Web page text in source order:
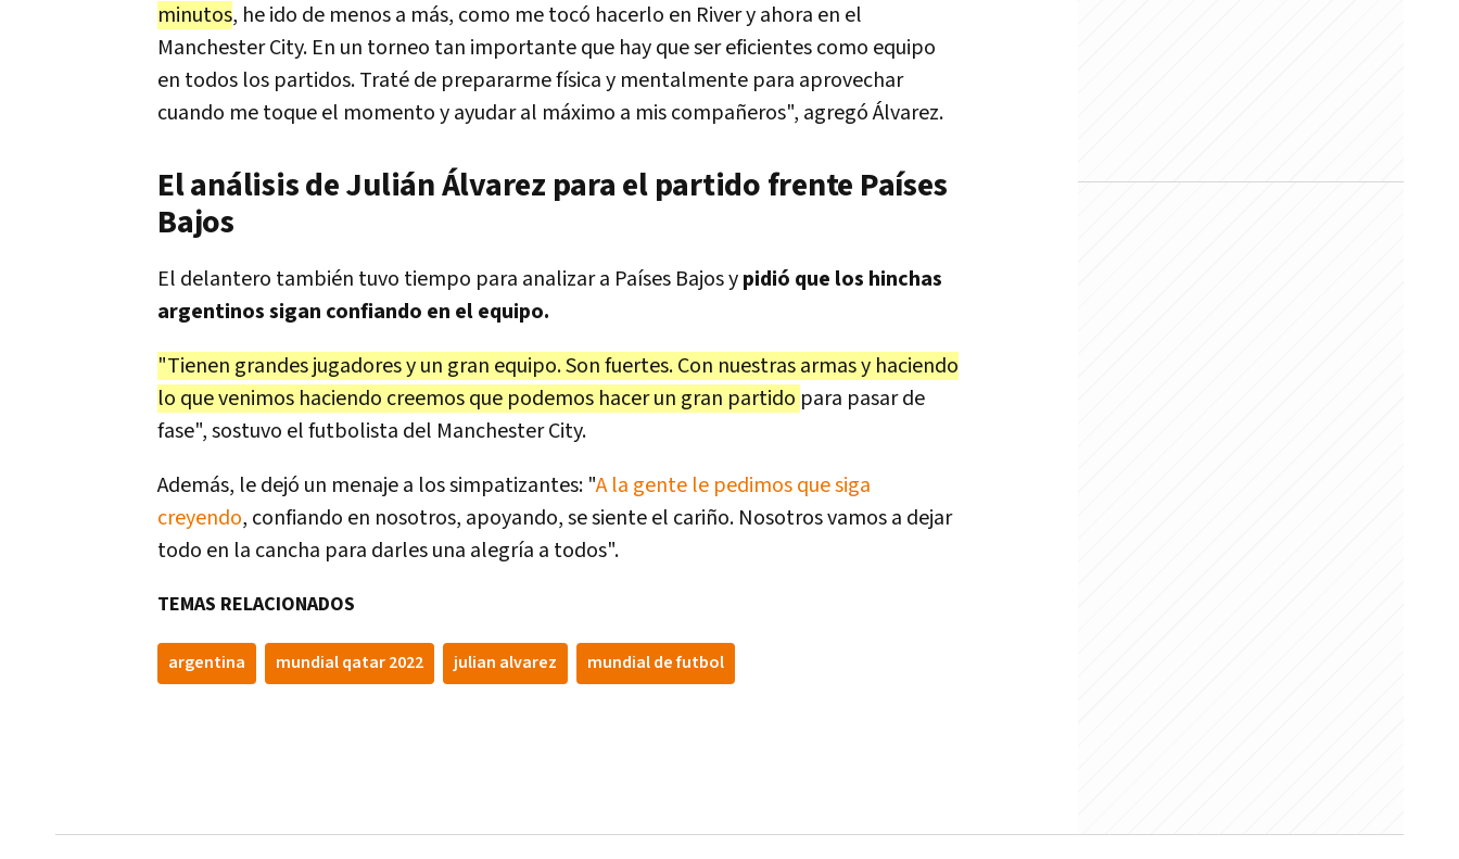
minutos, he ido de menos a más, como me tocó hacerlo en River y ahora en el
Manchester City. En un torneo tan importante que hay que ser eficientes como equipo
en todos los partidos. Traté de prepararme física y mentalmente para aprovechar
cuando me toque el momento y ayudar al máximo a mis compañeros", agregó Álvarez.
El análisis de Julián Álvarez para el partido frente Países
Bajos
El delantero también tuvo tiempo para analizar a Países Bajos ypidió que los hinchas
argentinos sigan confiando en el equipo.
"Tienen grandes jugadores y un gran equipo. Son fuertes. Con nuestras armas y haciendo
lo que venimos haciendo creemos que podemos hacer un gran partido para pasar de
fase", sostuvo el futbolista del Manchester City.
Además, le dejó un menaje a los simpatizantes: "A la gente le pedimos que siga
creyendo, confiando en nosotros, apoyando, se siente el cariño. Nosotros vamos a dejar
todo en la cancha para darles una alegría a todos".
TEMAS RELACIONADOS
argentina mundial qatar 2022 julian alvarez mundial de futbol